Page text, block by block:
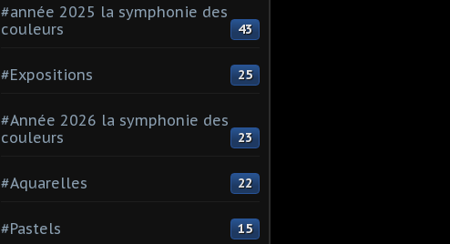
#année 2025 la symphonie des
couleurs
43
#Expositions 25
#Année 2026 la symphonie des
couleurs
23
#Aquarelles 22
#Pastels 15